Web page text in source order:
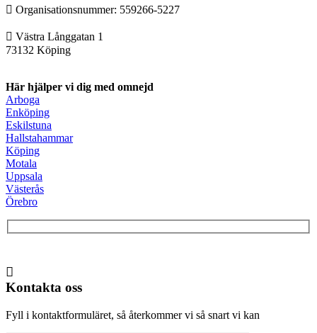
Organisationsnummer: ‍‍559266-5227
Västra Långgatan 1
73132 Köping
Här hjälper vi dig med omnejd
Arboga
Enköping
Eskilstuna
Hallstahammar
Köping
Motala
Uppsala
Västerås
Örebro
Kontakta oss
Fyll i kontaktformuläret, så återkommer vi så snart vi kan